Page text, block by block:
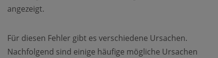
angezeigt.
Für diesen Fehler gibt es verschiedene Ursachen.
Nachfolgend sind einige häufige mögliche Ursachen